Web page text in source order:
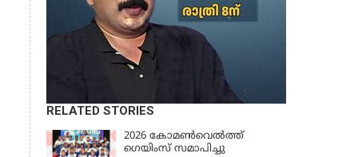
RELATED STORIES
2026 കോമണ്‍വെല്‍ത്ത്
ഗെയിംസ് സമാപിച്ചു